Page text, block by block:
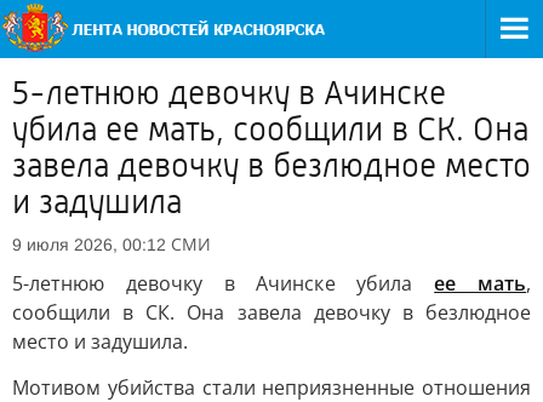
5-летнюю девочку в Ачинске
убила ее мать, сообщили в СК. Она
завела девочку в безлюдное место
и задушила
9 июля 2026, 00:12 СМИ
5-летнюю девочку в Ачинске убилаее мать,
сообщили в СК. Она завела девочку в безлюдное
место и задушила.
Мотивом убийства стали неприязненные отношения